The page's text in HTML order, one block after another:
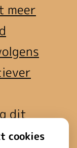
meer
dit
met
cookies